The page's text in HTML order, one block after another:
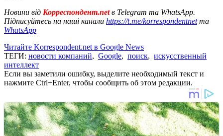
Новини від Корреспондент.netв Telegram та WhatsApp.
Підписуйтесь на наші канали https://t.me/korrespondentnetта
WhatsApp
Читайте Korrespondent.net в Google News
ТЕГИ: новости компаний, Google, поиск, искусственный
интеллект
Если вы заметили ошибку, выделите необходимый текст и
нажмите Ctrl+Enter, чтобы сообщить об этом редакции.